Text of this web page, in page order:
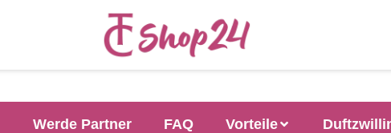
Werde Partner FAQ Vorteile